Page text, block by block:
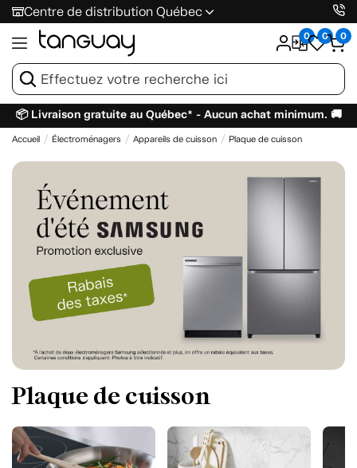
Centre de distribution Québec
0 0 0
📦 Livraison gratuite au Québec* - Aucun achat minimum. 🚚
Accueil Électroménagers Appareils de cuisson Plaque de cuisson
Plaque de cuisson